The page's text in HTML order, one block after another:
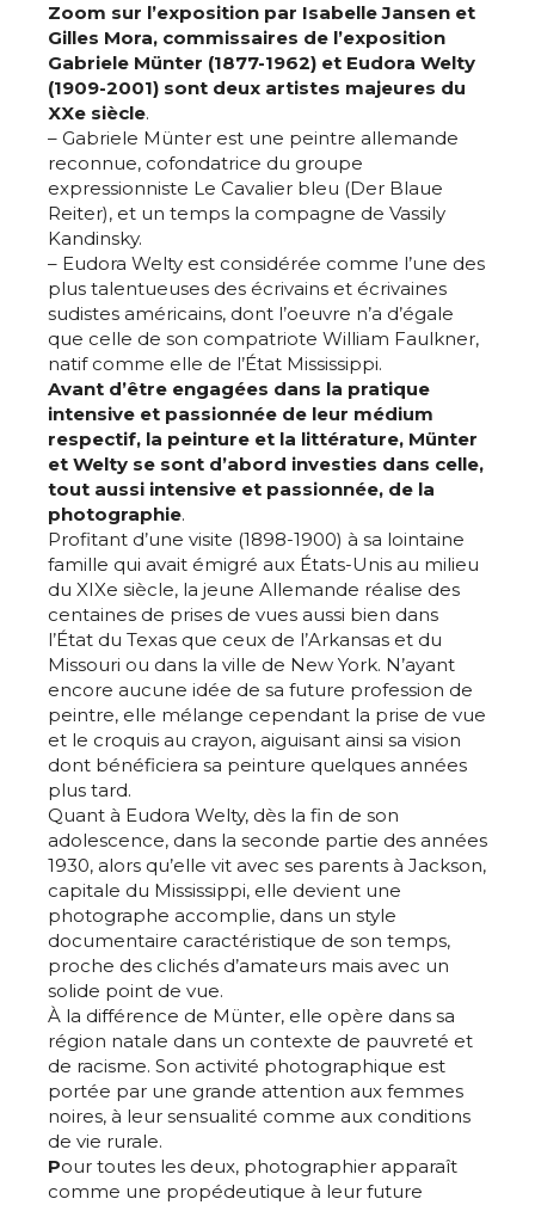
Zoom sur l’exposition par Isabelle Jansen et
Gilles Mora, commissaires de l’exposition
Gabriele Münter (1877-1962) et Eudora Welty
(1909-2001) sont deux artistes majeures du
XXe siècle.
– Gabriele Münter est une peintre allemande
reconnue, cofondatrice du groupe
expressionniste Le Cavalier bleu (Der Blaue
Reiter), et un temps la compagne de Vassily
Kandinsky.
– Eudora Welty est considérée comme l’une des
plus talentueuses des écrivains et écrivaines
sudistes américains, dont l’oeuvre n’a d’égale
que celle de son compatriote William Faulkner,
natif comme elle de l’État Mississippi.
Avant d’être engagées dans la pratique
intensive et passionnée de leur médium
respectif, la peinture et la littérature, Münter
et Welty se sont d’abord investies dans celle,
tout aussi intensive et passionnée, de la
photographie.
Profitant d’une visite (1898-1900) à sa lointaine
famille qui avait émigré aux États-Unis au milieu
du XIXe siècle, la jeune Allemande réalise des
centaines de prises de vues aussi bien dans
l’État du Texas que ceux de l’Arkansas et du
Missouri ou dans la ville de New York. N’ayant
encore aucune idée de sa future profession de
peintre, elle mélange cependant la prise de vue
et le croquis au crayon, aiguisant ainsi sa vision
dont bénéficiera sa peinture quelques années
plus tard.
Quant à Eudora Welty, dès la fin de son
adolescence, dans la seconde partie des années
1930, alors qu’elle vit avec ses parents à Jackson,
capitale du Mississippi, elle devient une
photographe accomplie, dans un style
documentaire caractéristique de son temps,
proche des clichés d’amateurs mais avec un
solide point de vue.
À la différence de Münter, elle opère dans sa
région natale dans un contexte de pauvreté et
de racisme. Son activité photographique est
portée par une grande attention aux femmes
noires, à leur sensualité comme aux conditions
de vie rurale.
Pour toutes les deux, photographier apparaît
comme une propédeutique à leur future